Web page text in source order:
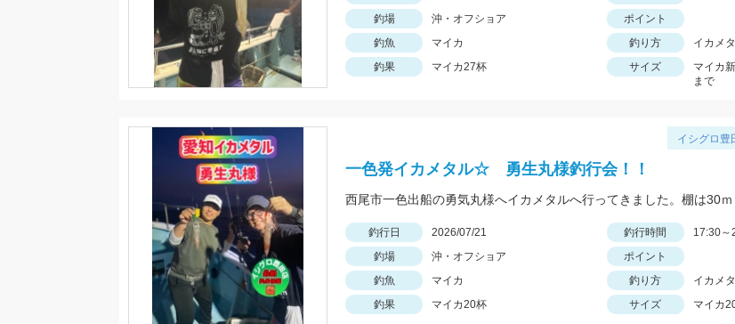
釣場
沖・オフショア
ポイント
釣魚
マイカ 釣り方
イカメ
釣果
マイカ27杯 サイズ
マイカ
まで
イシグロ豊
一色発イカメタル☆ 勇生丸様釣行会！！
釣行日 2026/07/21 釣行時間
17:30～
釣場
沖・オフショア
ポイント
釣魚
マイカ 釣り方
イカメ
釣果
マイカ20杯 サイズ マイカ